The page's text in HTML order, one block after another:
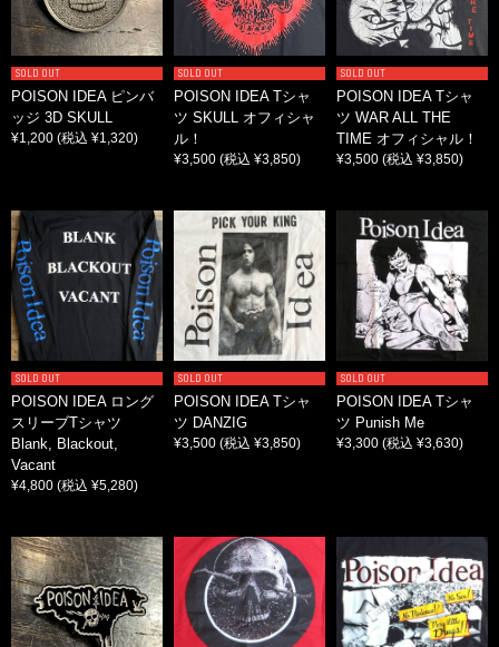
SOLD OUT
POISON IDEA ピンバ
ッジ 3D SKULL
¥1,200 (税込 ¥1,320)
SOLD OUT
POISON IDEA Tシャ
ツ SKULL オフィシャ
ル！
¥3,500 (税込 ¥3,850)
SOLD OUT
POISON IDEA Tシャ
ツ WAR ALL THE
TIME オフィシャル！
¥3,500 (税込 ¥3,850)
SOLD OUT
POISON IDEA ロング
スリーブTシャツ
Blank, Blackout,
Vacant
¥4,800 (税込 ¥5,280)
SOLD OUT
POISON IDEA Tシャ
ツ DANZIG
¥3,500 (税込 ¥3,850)
SOLD OUT
POISON IDEA Tシャ
ツ Punish Me
¥3,300 (税込 ¥3,630)